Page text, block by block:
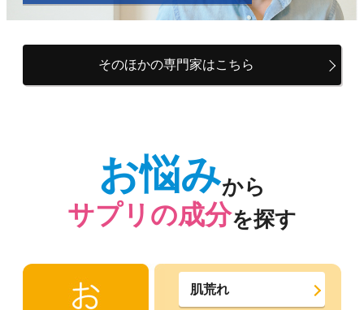
そのほかの専門家はこちら
お悩みから
サプリの成分を探す
肌荒れ